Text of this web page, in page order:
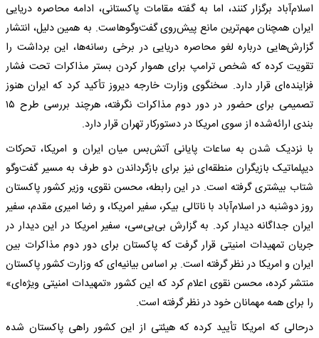
اسلام‌آباد برگزار کنند، اما به گفته مقامات پاکستانی، ادامه محاصره دریایی
ایران همچنان مهم‌ترین مانع پیش‌روی گفت‌وگوهاست. به همین دلیل، انتشار
گزارش‌هایی درباره لغو محاصره دریایی در برخی رسانه‌ها، این برداشت را
تقویت کرده که شخص ترامپ برای هموار کردن بستر مذاکرات تحت فشار
فزاینده‌ای قرار دارد. سخنگوی وزارت خارجه دیروز تأکید کرد که ایران هنوز
تصمیمی برای حضور در دور دوم مذاکرات نگرفته، هرچند بررسی طرح ۱۵
بندی ارائه‌شده از سوی امریکا در دستورکار تهران قرار دارد.
با نزدیک شدن به ساعات پایانی آتش‌بس میان ایران و امریکا، تحرکات
دیپلماتیک بازیگران منطقه‌ای نیز برای بازگرداندن دو طرف به مسیر گفت‌و‌گو
شتاب بیشتری گرفته است. در این رابطه، محسن نقوی، وزیر کشور پاکستان
روز دوشنبه در اسلام‌آباد با ناتالی بیکر، سفیر امریکا، و رضا امیری مقدم، سفیر
ایران جداگانه دیدار کرد. به گزارش بی‌بی‌سی، سفیر امریکا در این دیدار در
جریان تمهیدات امنیتی قرار گرفت که پاکستان برای دور دوم مذاکرات بین
ایران و امریکا در نظر گرفته است. بر اساس بیانیه‌ای که وزارت کشور پاکستان
منتشر کرده، محسن نقوی اعلام کرد که این کشور «تمهیدات امنیتی ویژه‌ای»
را برای همه مهمانان خود در نظر گرفته است.
درحالی که امریکا تأیید کرده که هیئتی از این کشور راهی پاکستان شده